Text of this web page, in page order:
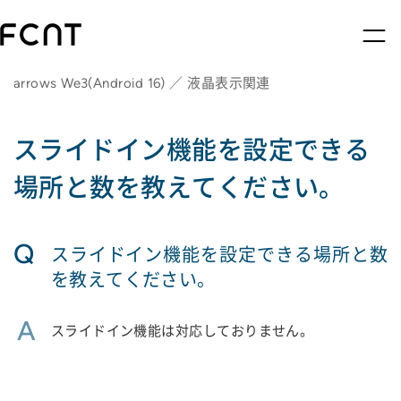
arrows We3(Android 16) ／ 液晶表示関連
スライドイン機能を設定できる
場所と数を教えてください。
Q
スライドイン機能を設定できる場所と数
を教えてください。
A スライドイン機能は対応しておりません。